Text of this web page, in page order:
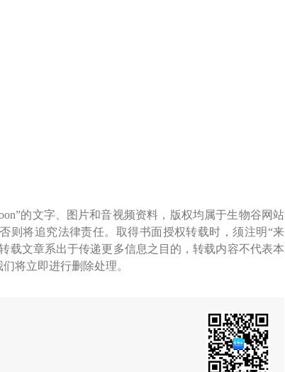
的文字、图片和音视频资料，版权均属于生物谷网站
则将追究法律责任。取得书面授权转载时，须注明“来
载文章系出于传递更多信息之目的，转载内容不代表本
将立即进行删除处理。